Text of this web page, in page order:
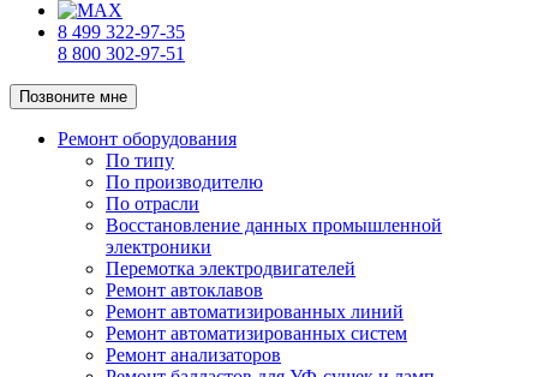
8 499 322-97-35
8 800 302-97-51
Позвоните мне
Ремонт оборудования
По типу
По производителю
По отрасли
Восстановление данных промышленной
электроники
Перемотка электродвигателей
Ремонт автоклавов
Ремонт автоматизированных линий
Ремонт автоматизированных систем
Ремонт анализаторов